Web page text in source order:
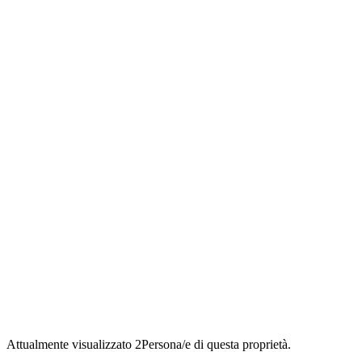
Attualmente visualizzato 2Persona/e di questa proprietà.